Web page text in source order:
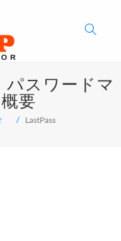
Search
Button
パスワードマ
要
LastPass